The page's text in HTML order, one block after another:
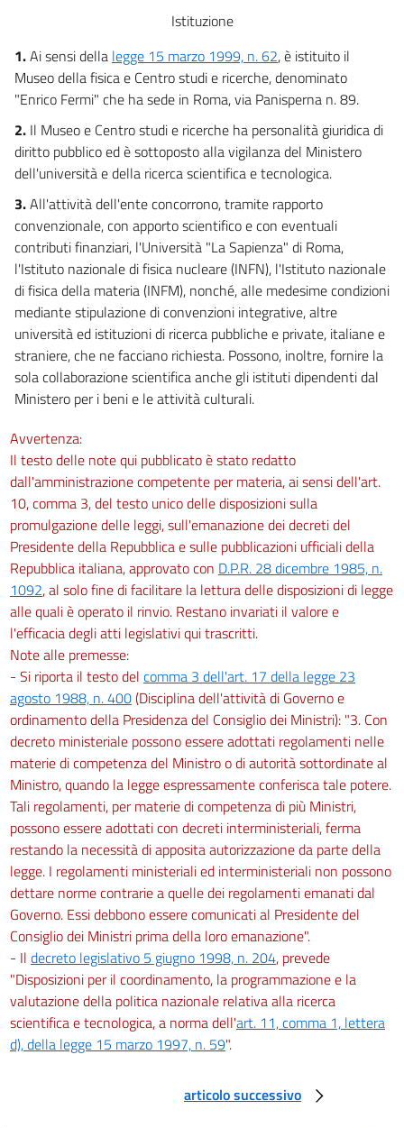
Istituzione
1.Ai sensi della legge 15 marzo 1999, n. 62, è istituito il
Museo della fisica e Centro studi e ricerche, denominato
"Enrico Fermi" che ha sede in Roma, via Panisperna n. 89.
2. Il Museo e Centro studi e ricerche ha personalità giuridica di
diritto pubblico ed è sottoposto alla vigilanza del Ministero
dell'università e della ricerca scientifica e tecnologica.
3.All'attività dell'ente concorrono, tramite rapporto
convenzionale, con apporto scientifico e con eventuali
contributi finanziari, l'Università "La Sapienza" di Roma,
l'Istituto nazionale di fisica nucleare (INFN), l'Istituto nazionale
di fisica della materia (INFM), nonché, alle medesime condizioni
mediante stipulazione di convenzioni integrative, altre
università ed istituzioni di ricerca pubbliche e private, italiane e
straniere, che ne facciano richiesta. Possono, inoltre, fornire la
sola collaborazione scientifica anche gli istituti dipendenti dal
Ministero per i beni e le attività culturali.
Avvertenza:
Il testo delle note qui pubblicato è stato redatto
dall'amministrazione competente per materia, ai sensi dell'art.
10, comma 3, del testo unico delle disposizioni sulla
promulgazione delle leggi, sull'emanazione dei decreti del
Presidente della Repubblica e sulle pubblicazioni ufficiali della
Repubblica italiana, approvato con D.P.R. 28 dicembre 1985, n.
1092, al solo fine di facilitare la lettura delle disposizioni di legge
alle quali è operato il rinvio. Restano invariati il valore e
l'efficacia degli atti legislativi qui trascritti.
Note alle premesse:
- Si riporta il testo del comma 3 dell'art. 17 della legge 23
agosto 1988, n. 400(Disciplina dell'attività di Governo e
ordinamento della Presidenza del Consiglio dei Ministri): "3. Con
decreto ministeriale possono essere adottati regolamenti nelle
materie di competenza del Ministro o di autorità sottordinate al
Ministro, quando la legge espressamente conferisca tale potere.
Tali regolamenti, per materie di competenza di più Ministri,
possono essere adottati con decreti interministeriali, ferma
restando la necessità di apposita autorizzazione da parte della
legge. I regolamenti ministeriali ed interministeriali non possono
dettare norme contrarie a quelle dei regolamenti emanati dal
Governo. Essi debbono essere comunicati al Presidente del
Consiglio dei Ministri prima della loro emanazione".
- Il decreto legislativo 5 giugno 1998, n. 204, prevede
"Disposizioni per il coordinamento, la programmazione e la
valutazione della politica nazionale relativa alla ricerca
scientifica e tecnologica, a norma dell'art. 11, comma 1, lettera
d), della legge 15 marzo 1997, n. 59".
articolo successivo